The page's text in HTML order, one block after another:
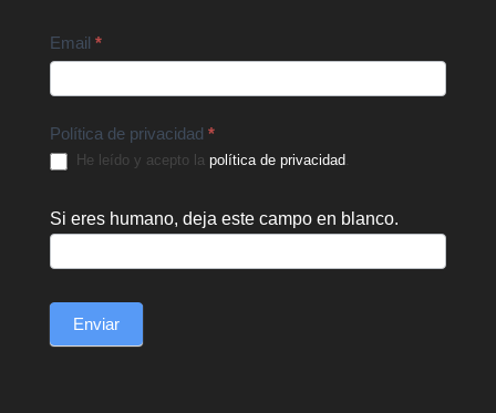
Email *
Política de privacidad *
He leído y acepto la política de privacidad.
Si eres humano, deja este campo en blanco.
Enviar